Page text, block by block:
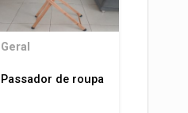
Geral
Passador de roupa